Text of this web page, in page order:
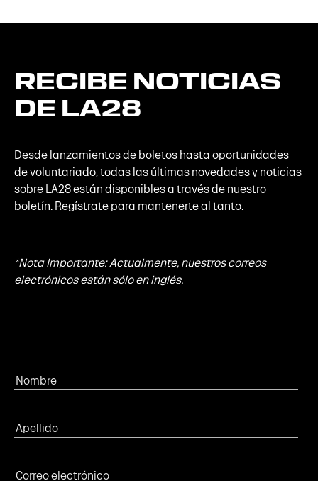
RECIBE NOTICIAS
DE LA28
Desde lanzamientos de boletos hasta oportunidades
de voluntariado, todas las últimas novedades y noticias
sobre LA28 están disponibles a través de nuestro
boletín. Regístrate para mantenerte al tanto.
*Nota Importante: Actualmente, nuestros correos
electrónicos están sólo en inglés.